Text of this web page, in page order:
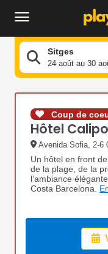
Sitges
24 août au 30
Coup de
Hôtel
Avenida Sofia, 2-6
Un hôtel en front
de la plage, de la
l’ambiance
Costa Barcelona.